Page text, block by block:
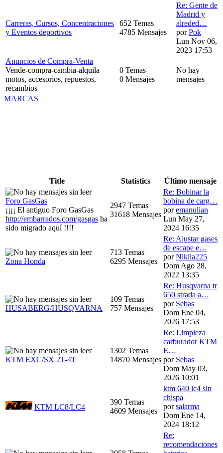
Carreras, Cursos, Concentraciones
y Eventos deportivos
652 Temas
4785 Mensajes
Re: Gente de
Madrid y
alreded…
porPok
Lun Nov 06,
2023 17:53
Anuncios de Compra-Venta
Vende-compra-cambia-alquila
motos, accesorios, repuestos,
recambios
0 Temas
0 Mensajes
No hay
mensajes
MARCAS
Title Statistics Último mensaje
Foro GasGas
¡¡¡¡ El antiguo Foro GasGas
http://embarrados.com/gasgas ha
sido migrado aquí !!!!
2947 Temas
31618 Mensajes
Re: Bobinar la
bobina de carg…
poremanulian
Lun May 27,
2024 16:35
Zona Honda
713 Temas
6295 Mensajes
Re: Ajustar gases
de escape e…
porNikila225
Dom Ago 28,
2022 13:35
HUSABERG/HUSQVARNA
109 Temas
757 Mensajes
Re: Husqvarna tr
650 strada a…
por Sebas
Dom Ene 04,
2026 17:53
KTM EXC/SX 2T-4T
1302 Temas
14870 Mensajes
Re: Limpieza
carburador KTM
E…
por Sebas
Dom May 03,
2026 10:01
KTM LC8/LC4
390 Temas
4609 Mensajes
ktm 640 lc4 sin
chispa
porsalarma
Dom Ene 14,
2024 18:12
Re:
recomendaciones